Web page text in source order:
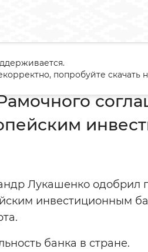
соглашения между
Лукашенко одобрил
инвестиционным
банка в стране.
попробуйте скачать